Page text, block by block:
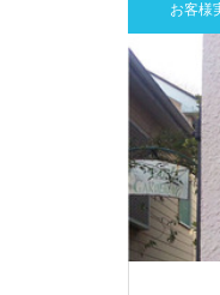
お客様